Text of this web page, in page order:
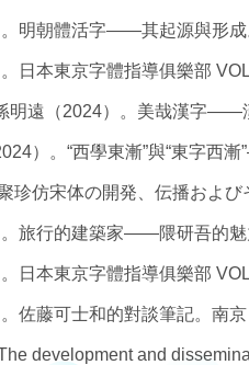
明朝體活字——其起源與形
日本東京字體指導俱樂部
明遠（2024）。美哉漢字——
）。“西學東漸”與“東字西
珍仿宋体の開発、伝播およ
旅行的建築家——隈研吾的
日本東京字體指導俱樂部
佐藤可士和的對談筆記。南
development and